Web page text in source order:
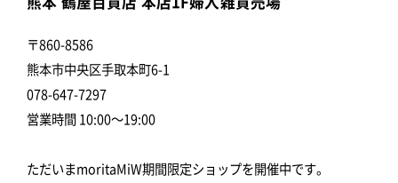
〒860-8586
熊本市中央区手取本町6-1
078-647-7297
営業時間 10:00～19:00
ただいまmoritaMiW期間限定ショップを開催中です。